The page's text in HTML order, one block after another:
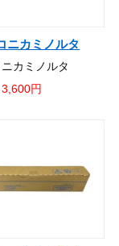
ニカミノルタ
カミノルタ
円